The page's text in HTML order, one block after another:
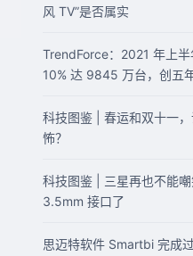
风 TV”是否属实
TrendForce：2021 年上
10% 达 9845 万台，创五
科技图鉴 | 春运和双十一
怖？
科技图鉴 | 三星再也不能
3.5mm 接口了
思迈特软件 Smartbi 完成